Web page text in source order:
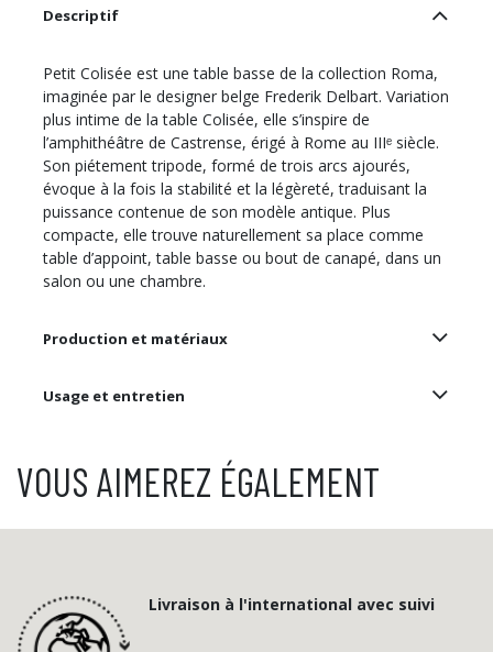
Descriptif
Petit Colisée est une table basse de la collection Roma,
imaginée par le designer belge Frederik Delbart. Variation
plus intime de la table Colisée, elle s’inspire de
l’amphithéâtre de Castrense, érigé à Rome au IIIᵉ siècle.
Son piétement tripode, formé de trois arcs ajourés,
évoque à la fois la stabilité et la légèreté, traduisant la
puissance contenue de son modèle antique. Plus
compacte, elle trouve naturellement sa place comme
table d’appoint, table basse ou bout de canapé, dans un
salon ou une chambre.
Production et matériaux
Usage et entretien
VOUS AIMEREZ ÉGALEMENT
Livraison à l'international avec suivi